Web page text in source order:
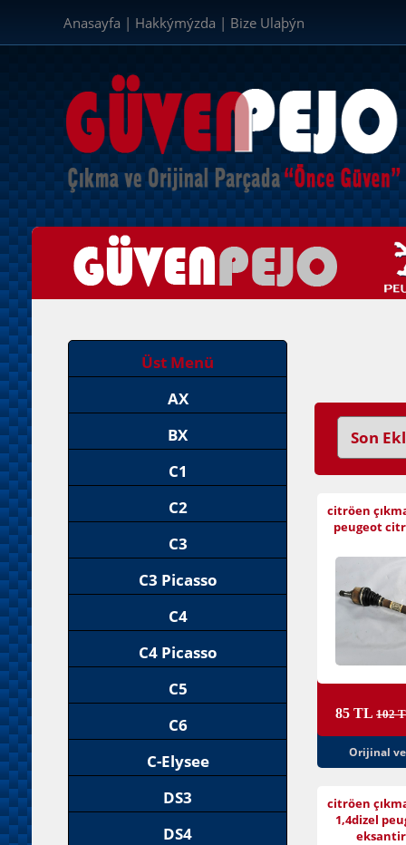
Anasayfa | Hakkýmýzda | Bize Ulaþýn
Üst Menü
AX
BX
C1
C2
C3
C3 Picasso
C4
C4 Picasso
C5
C6
C-Elysee
DS3
DS4
citröen
peugeot
85 TL 102
Orijinal ve
citröen
1,4dizel